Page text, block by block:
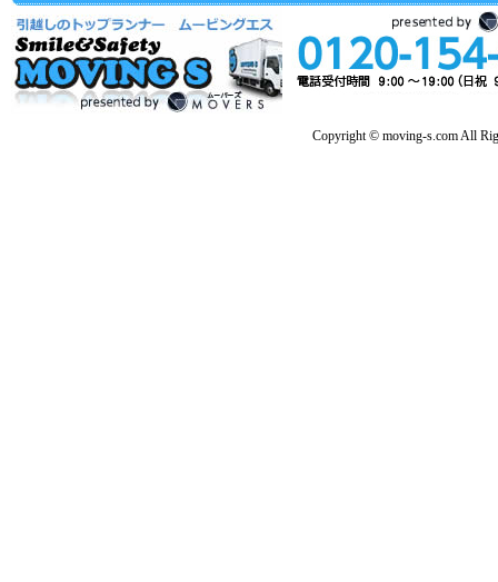
Copyright © moving-s.com All